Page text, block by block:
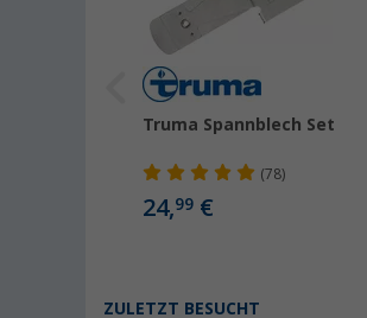
Truma Spannblech Set
(78)
24,99 €
ZULETZT BESUCHT